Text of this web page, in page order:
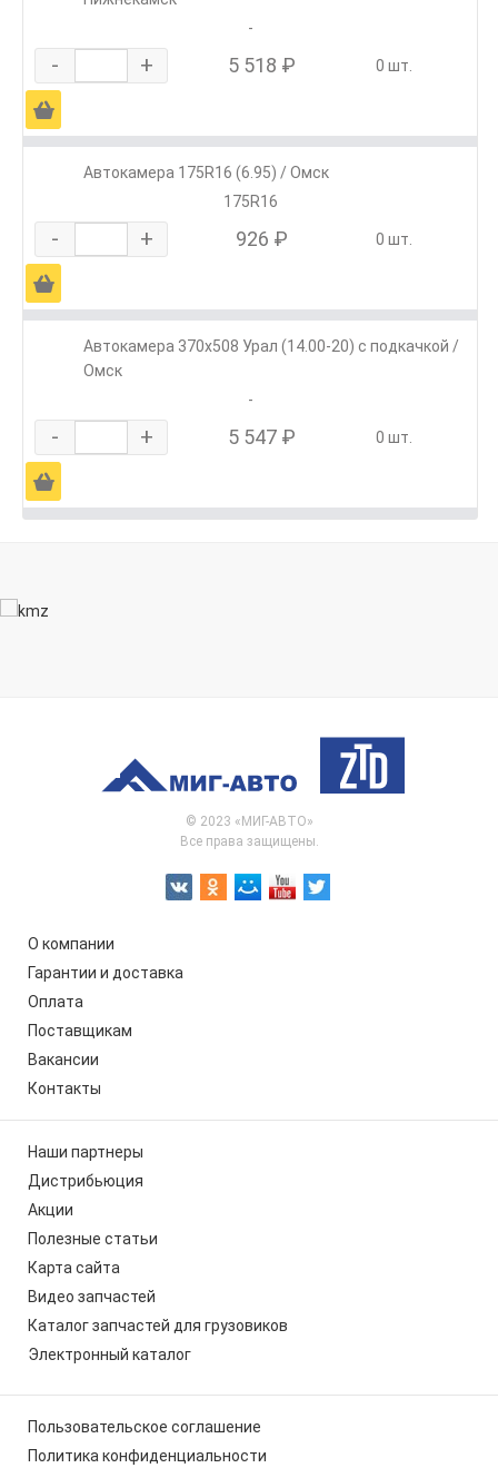
-
- + 5 518 ₽ 0 шт.
Ä
Автокамера 175R16 (6.95) / Омск
175R16
- + 926 ₽ 0 шт.
Ä
Автокамера 370х508 Урал (14.00-20) с подкачкой /
Омск
-
- + 5 547 ₽ 0 шт.
Ä
© 2023 «МИГ-АВТО»
Все права защищены.
О компании
Гарантии и доставка
Оплата
Поставщикам
Вакансии
Контакты
Наши партнеры
Дистрибьюция
Акции
Полезные статьи
Карта сайта
Видео запчастей
Каталог запчастей для грузовиков
Электронный каталог
Пользовательское соглашение
Политика конфиденциальности